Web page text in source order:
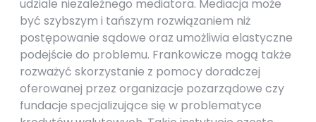
udziale niezależnego mediatora. Mediacja może
być szybszym i tańszym rozwiązaniem niż
postępowanie sądowe oraz umożliwia elastyczne
podejście do problemu. Frankowicze mogą także
rozważyć skorzystanie z pomocy doradczej
oferowanej przez organizacje pozarządowe czy
fundacje specjalizujące się w problematyce